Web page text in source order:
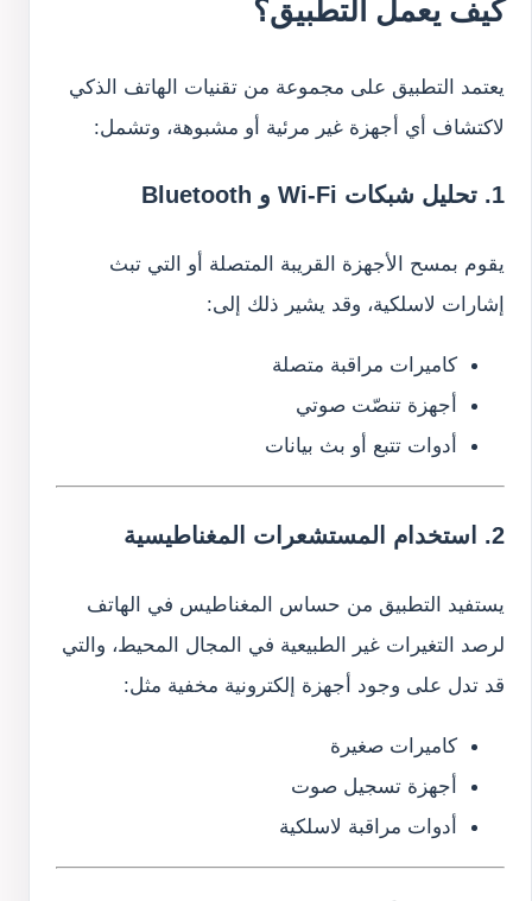
كيف يعمل التطبيق؟
يعتمد التطبيق على مجموعة من تقنيات الهاتف الذكي
لاكتشاف أي أجهزة غير مرئية أو مشبوهة، وتشمل:
1. تحليل شبكات Wi-Fi و Bluetooth
يقوم بمسح الأجهزة القريبة المتصلة أو التي تبث
إشارات لاسلكية، وقد يشير ذلك إلى:
كاميرات مراقبة متصلة
أجهزة تنصّت صوتي
أدوات تتبع أو بث بيانات
2. استخدام المستشعرات المغناطيسية
يستفيد التطبيق من حساس المغناطيس في الهاتف
لرصد التغيرات غير الطبيعية في المجال المحيط، والتي
قد تدل على وجود أجهزة إلكترونية مخفية مثل:
كاميرات صغيرة
أجهزة تسجيل صوت
أدوات مراقبة لاسلكية